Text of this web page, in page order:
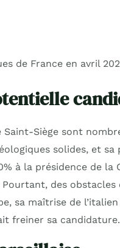
de France en avril
Siège sont
solides, et sa
à la présidence de la
des obstacles
sa maîtrise de
freiner sa candidature.